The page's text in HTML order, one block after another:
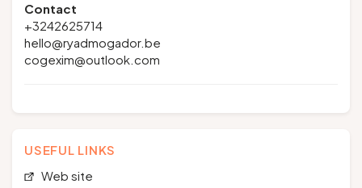
Contact
+3242625714
hello@ryadmogador.be
cogexim@outlook.com
USEFUL LINKS
Web site